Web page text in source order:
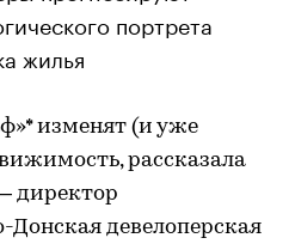
портрета
жилья
изменят (и уже
рассказала
директор
Донская девелоперская